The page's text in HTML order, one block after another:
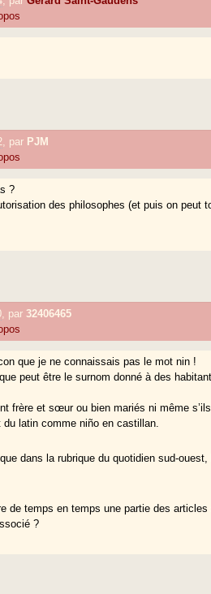
par PJM
?
des philosophes (et puis on
par32406465
que je ne connaissais pas le mot nin !
peut être le surnom donné à des
frère et sœur ou bien mariés ni même
latin comme niño en castillan.
dans la rubrique du quotidien sud-
de temps en temps une partie des
?